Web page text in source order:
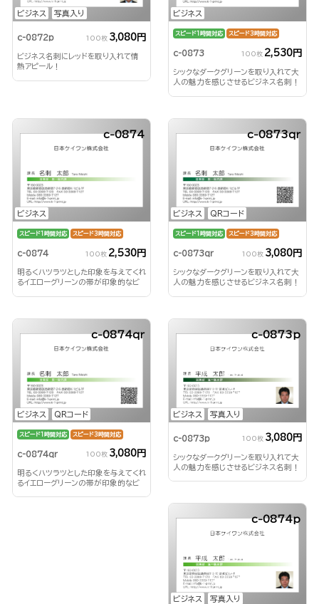
ビジネス 写真入り
c-0872p 100枚 3,080円
ビジネス名刺にレッドを取り入れて情
熱アピール！
ビジネス
スピード1時間対応 スピード3時間対応
c-0873 100枚 2,530円
シックなダークグリーンを取り入れて大
人の魅力を感じさせるビジネス名刺！
ビジネス
c-0874
スピード1時間対応 スピード3時間対応
c-0874 100枚 2,530円
明るくハツラツとした印象を与えてくれ
るイエローグリーンの帯が印象的なビ
ビジネス QRコード
c-0873qr
スピード1時間対応 スピード3時間対応
c-0873qr 100枚 3,080円
シックなダークグリーンを取り入れて大
人の魅力を感じさせるビジネス名刺！
ビジネス QRコード
c-0874qr
スピード1時間対応 スピード3時間対応
c-0874qr 100枚 3,080円
明るくハツラツとした印象を与えてくれ
るイエローグリーンの帯が印象的なビ
ビジネス 写真入り
c-0873p
c-0873p 100枚 3,080円
シックなダークグリーンを取り入れて大
人の魅力を感じさせるビジネス名刺！
ビジネス 写真入り
c-0874p